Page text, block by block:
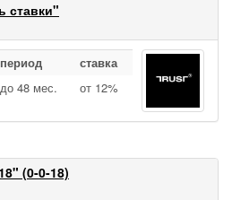
ставки"
период
ставка
до 48 мес. от 12%
(0-0-18)